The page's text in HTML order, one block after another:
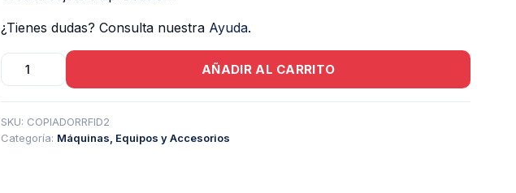
¿Tienes dudas? Consulta nuestra Ayuda.
Copiador
AÑADIR AL CARRITO
SKU: COPIADORRFID2
Categoría: Máquinas, Equipos y Accesorios